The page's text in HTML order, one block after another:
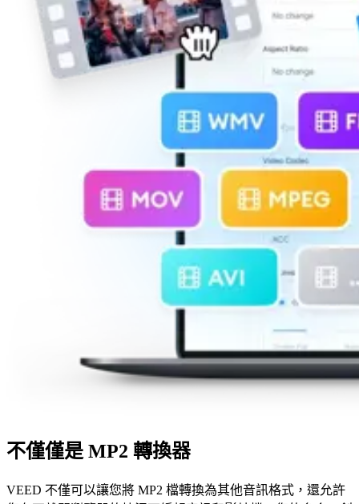
不僅僅是 MP2 轉換器
VEED 不僅可以讓您將 MP2 檔轉換為其他音訊格式，還允許